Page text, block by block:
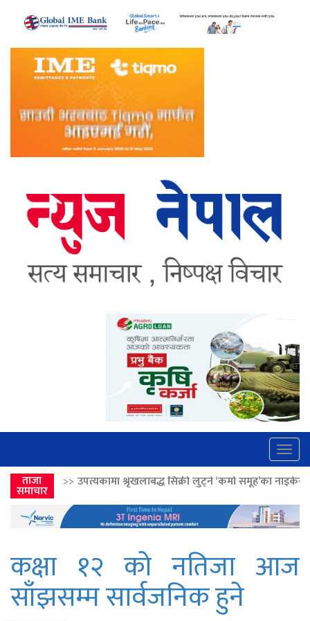
ताजा
समाचार
श्रृंखलाबद्ध सिक्री लुट्ने ‘कर्मा समूह’का नाइकेसहित पाँच पक्राउ >>
कक्षा १२ को नतिजा आज
साँझसम्म सार्वजनिक हुने